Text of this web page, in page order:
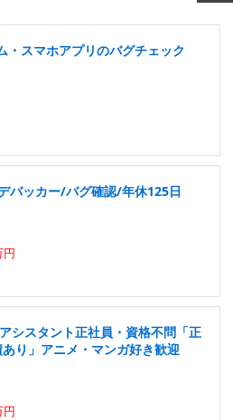
スマホアプリのバグチェック
バッカー/バグ確認/年休125日
円
シスタント正社員・資格不問「正
り」アニメ・マンガ好き歓迎
円